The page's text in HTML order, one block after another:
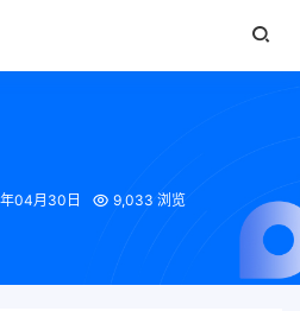
04月30日 9,033 浏览